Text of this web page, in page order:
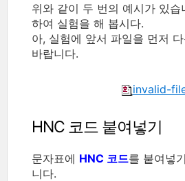
위와 같이 두 번의 예시가 있습
하여 실험을 해 봅시다.
아, 실험에 앞서 파일을 먼저
바랍니다.
invalid-
HNC 코드 붙여넣기
문자표에 HNC 코드를 붙여넣
니다.